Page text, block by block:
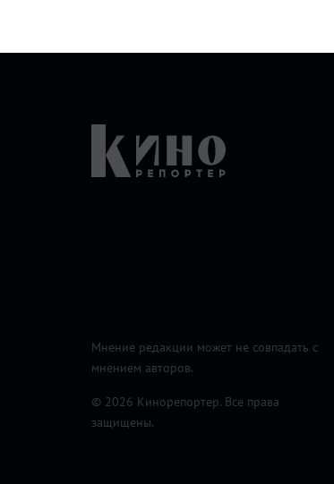
Мнение редакции может не совпадать с
мнением авторов.
© 2026 Кинорепортер. Все права
защищены.